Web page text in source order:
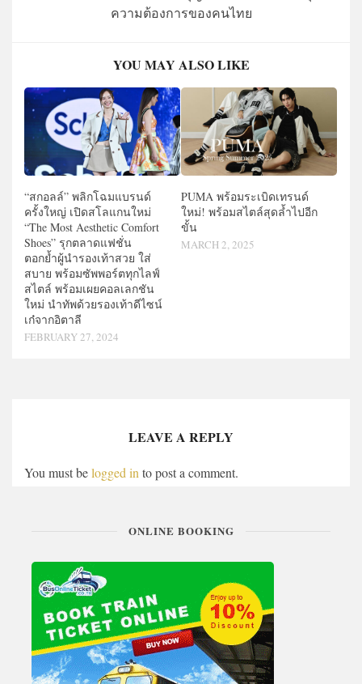
ความต้องการของคนไทย
YOU MAY ALSO LIKE
“สกอลล์” พลิกโฉมแบรนด์
ครั้งใหญ่ เปิดสโลแกนใหม่
“The Most Aesthetic Comfort
Shoes” รุกตลาดแฟชั่น
ตอกย้ำผู้นำรองเท้าสวย ใส่
สบาย พร้อมซัพพอร์ตทุกไลฟ์
สไตล์ พร้อมเผยคอลเลกชัน
ใหม่ นำทัพด้วยรองเท้าดีไซน์
เก๋จากอิตาลี
FEBRUARY 27, 2024
PUMA พร้อมระเบิดเทรนด์
ใหม่! พร้อมสไตล์สุดล้ำไปอีก
ขั้น
MARCH 2, 2025
LEAVE A REPLY
You must belogged in to post a comment.
ONLINE BOOKING